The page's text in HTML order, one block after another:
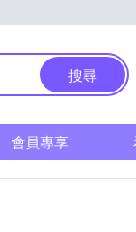
搜尋
會員專享